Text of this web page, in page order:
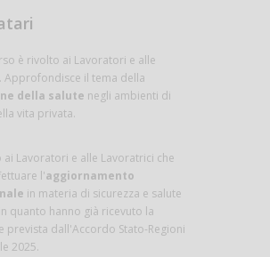
è rivolto ai Lavoratori e alle
Approfondisce il tema della
della salute negli ambienti di
vita privata.
ai Lavoratori e alle Lavoratrici che
l'aggiornamento
in materia di sicurezza e salute
quanto hanno già ricevuto la
prevista dall'Accordo Stato-Regioni
2025.